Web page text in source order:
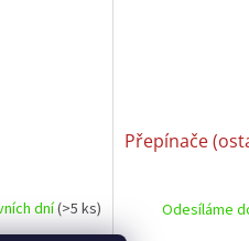
dní(>5 ks)
Přepínače
Odesíláme